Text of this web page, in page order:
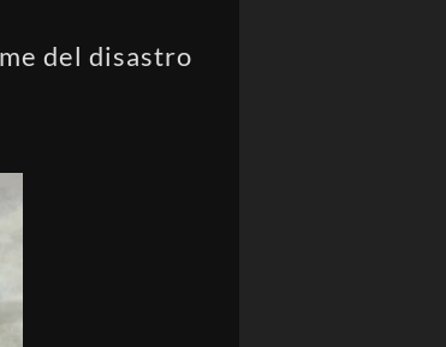
del disastro